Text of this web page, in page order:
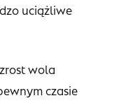
uciążliwe
wola
czasie